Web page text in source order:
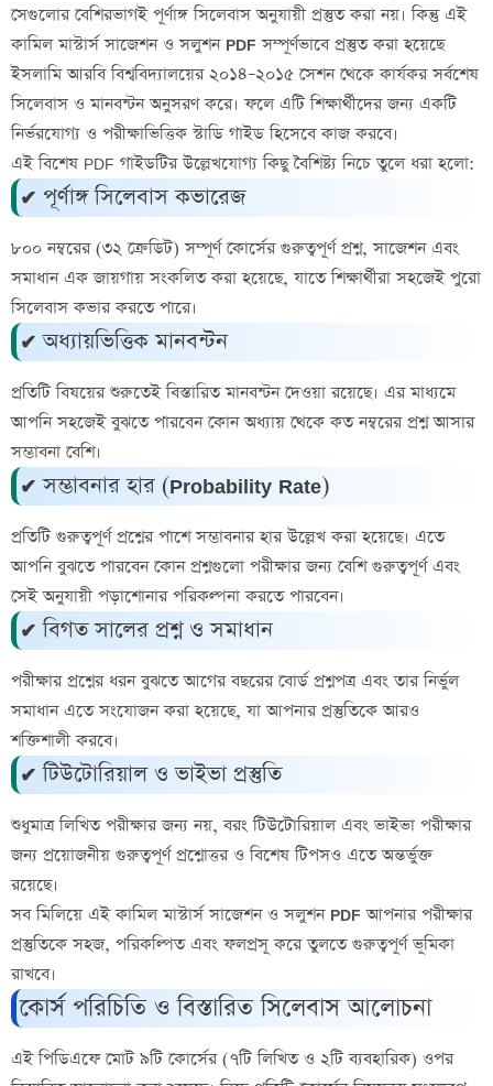
সেগুলোর বেশিরভাগই পূর্ণাঙ্গ সিলেবাস অনুযায়ী প্রস্তুত করা নয়। কিন্তু এই
কামিল মাস্টার্স সাজেশন ও সলুশন PDF সম্পূর্ণভাবে প্রস্তুত করা হয়েছে
ইসলামি আরবি বিশ্ববিদ্যালয়ের ২০১৪–২০১৫ সেশন থেকে কার্যকর সর্বশেষ
সিলেবাস ও মানবন্টনঅনুসরণ করে। ফলে এটি শিক্ষার্থীদের জন্য একটি
নির্ভরযোগ্য ও পরীক্ষাভিত্তিক স্টাডি গাইড হিসেবে কাজ করবে।
এই বিশেষ PDF গাইডটির উল্লেখযোগ্য কিছু বৈশিষ্ট্য নিচে তুলে ধরা হলো:
✔ পূর্ণাঙ্গ সিলেবাস কভারেজ
৮০০ নম্বরের (৩২ ক্রেডিট) সম্পূর্ণ কোর্সের গুরুত্বপূর্ণ প্রশ্ন, সাজেশন এবং
সমাধান এক জায়গায় সংকলিত করা হয়েছে, যাতে শিক্ষার্থীরা সহজেই পুরো
সিলেবাস কভার করতে পারে।
✔ অধ্যায়ভিত্তিক মানবন্টন
প্রতিটি বিষয়ের শুরুতেই বিস্তারিত মানবন্টন দেওয়া রয়েছে। এর মাধ্যমে
আপনি সহজেই বুঝতে পারবেন কোন অধ্যায় থেকে কত নম্বরের প্রশ্ন আসার
সম্ভাবনা বেশি।
✔ সম্ভাবনার হার (Probability Rate)
প্রতিটি গুরুত্বপূর্ণ প্রশ্নের পাশে সম্ভাবনার হার উল্লেখ করা হয়েছে। এতে
আপনি বুঝতে পারবেন কোন প্রশ্নগুলো পরীক্ষার জন্য বেশি গুরুত্বপূর্ণ এবং
সেই অনুযায়ী পড়াশোনার পরিকল্পনা করতে পারবেন।
✔ বিগত সালের প্রশ্ন ও সমাধান
পরীক্ষার প্রশ্নের ধরন বুঝতে আগের বছরের বোর্ড প্রশ্নপত্র এবং তার নির্ভুল
সমাধান এতে সংযোজন করা হয়েছে, যা আপনার প্রস্তুতিকে আরও
শক্তিশালী করবে।
✔ টিউটোরিয়াল ও ভাইভা প্রস্তুতি
শুধুমাত্র লিখিত পরীক্ষার জন্য নয়, বরং টিউটোরিয়াল এবং ভাইভা পরীক্ষার
জন্য প্রয়োজনীয় গুরুত্বপূর্ণ প্রশ্নোত্তর ও বিশেষ টিপসও এতে অন্তর্ভুক্ত
রয়েছে।
সব মিলিয়ে এইকামিল মাস্টার্স সাজেশন ও সলুশন PDF আপনার পরীক্ষার
প্রস্তুতিকে সহজ, পরিকল্পিত এবং ফলপ্রসূ করে তুলতে গুরুত্বপূর্ণ ভূমিকা
রাখবে।
কোর্স পরিচিতি ও বিস্তারিত সিলেবাস আলোচনা
এই পিডিএফে মোট ৯টি কোর্সের (৭টি লিখিত ও ২টি ব্যবহারিক) ওপর